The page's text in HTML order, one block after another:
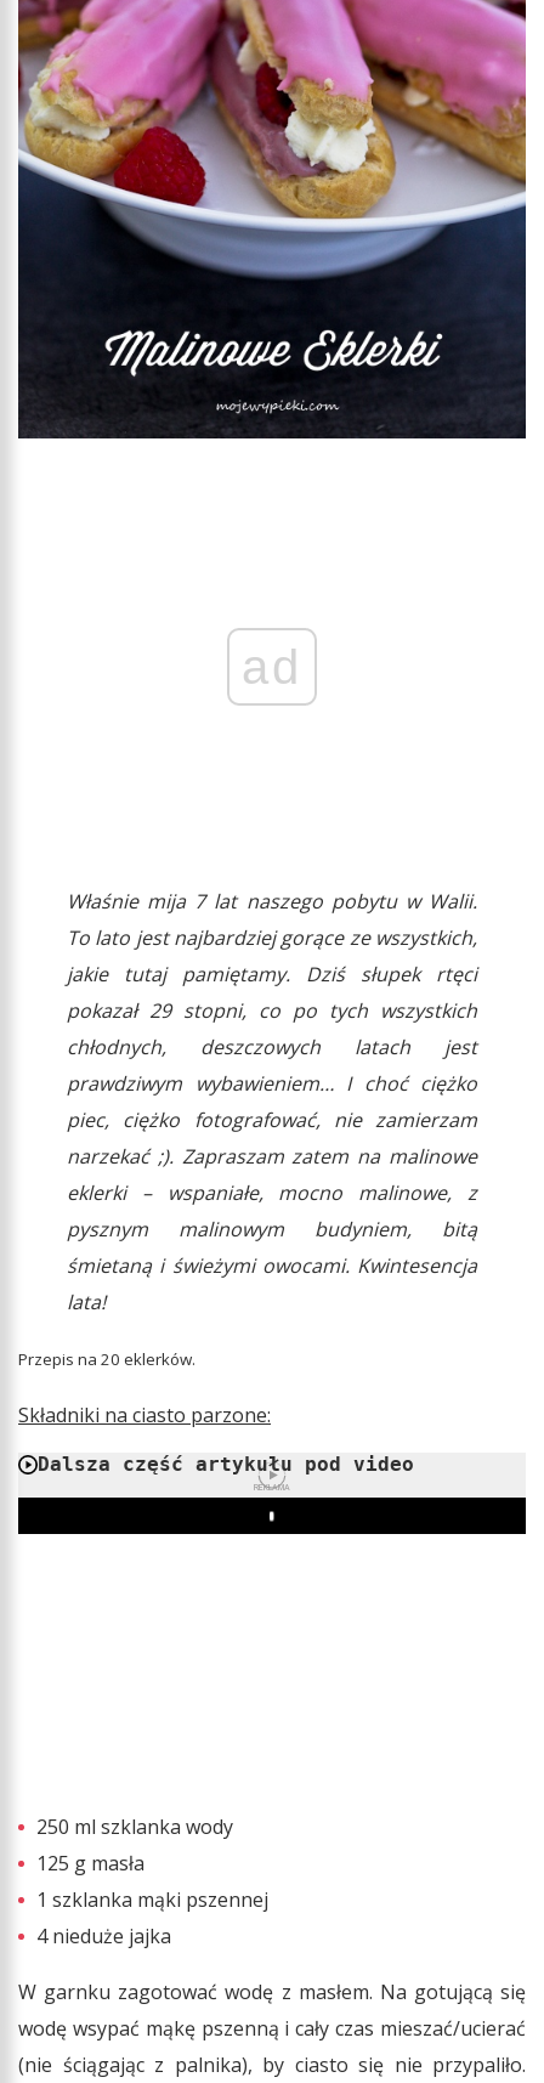
ad
Właśnie mija 7 lat naszego pobytu w Walii.
To lato jest najbardziej gorące ze wszystkich,
jakie tutaj pamiętamy. Dziś słupek rtęci
pokazał 29 stopni, co po tych wszystkich
chłodnych, deszczowych latach jest
prawdziwym wybawieniem… I choć ciężko
piec, ciężko fotografować, nie zamierzam
narzekać ;). Zapraszam zatem na malinowe
eklerki – wspaniałe, mocno malinowe, z
pysznym malinowym budyniem, bitą
śmietaną i świeżymi owocami. Kwintesencja
lata!
Przepis na 20 eklerków.
Składniki na ciasto parzone:
Dalsza część artykułu pod video
REKLAMA
Play
250 ml szklanka wody
125 g masła
1 szklanka mąki pszennej
4 nieduże jajka
W garnku zagotować wodę z masłem. Na gotującą się
wodę wsypać mąkę pszenną i cały czas mieszać/ucierać
(nie ściągając z palnika), by ciasto się nie przypaliło.